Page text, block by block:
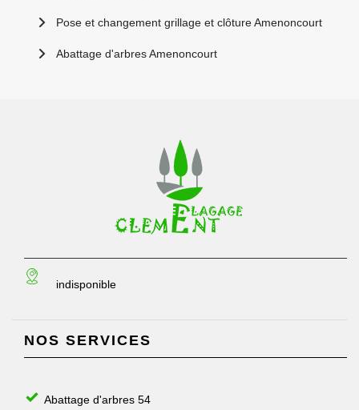
Pose et changement grillage et clôture Amenoncourt
Abattage d'arbres Amenoncourt
indisponible
NOS SERVICES
Abattage d'arbres 54